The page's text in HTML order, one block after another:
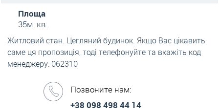
Площа
35м. кв.
Житловий стан. Цегляний будинок. Якщо Вас цікавить
саме ця пропозиція, тоді телефонуйте та вкажіть код
менеджеру: 062310
Позвоните нам:
+38 098 498 44 14